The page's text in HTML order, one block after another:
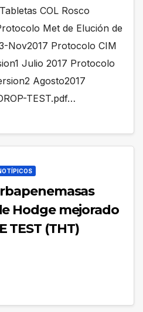
COL Rosco
Met de Elución de
Nov2017 Protocolo CIM
Julio 2017 Protocolo
Agosto2017
TEST.pdf…
Hodge mejorado
TEST (THT)